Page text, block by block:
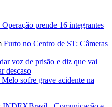
Operação prende 16 integrantes
Furto no Centro de ST: Câmeras
voz de prisão e diz que vai
descaso
sofre grave acidente na